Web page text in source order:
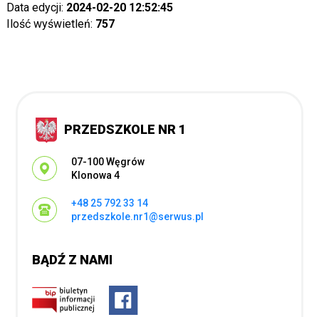
Data edycji: 2024-02-20 12:52:45
Ilość wyświetleń: 757
PRZEDSZKOLE NR 1
Adres pocztowy:
07-100 Węgrów
Klonowa 4
+48 25 792 33 14
przedszkole.nr1@serwus.pl
BĄDŹ Z NAMI